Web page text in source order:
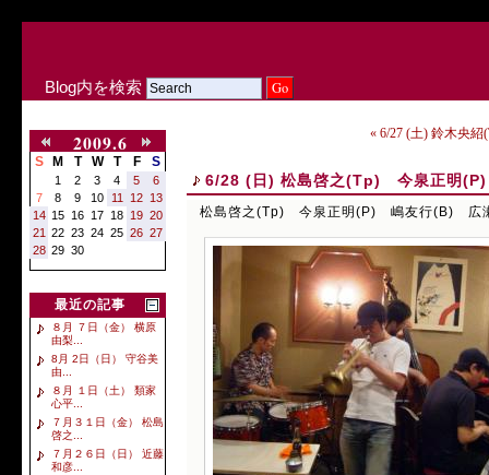
Blog内を検索
2009.6
S M T W T F S
1 2 3 4 5
6
7
8 9 10 11 12 13
14 15 16 17 18 19 20
21
22 23 24 25 26 27
28 29 30
最近の記事
８月 ７日（金） 横原
由梨...
8月 2日（日） 守谷美
由...
８月 １日（土） 類家
心平...
７月３１日（金） 松島
啓之...
７月２６日（日） 近藤
和彦...
« 6/27 (土) 鈴木央
6/28 (日) 松島啓之(Tp) 今泉正明
松島啓之(Tp) 今泉正明(P) 嶋友行(B) 広